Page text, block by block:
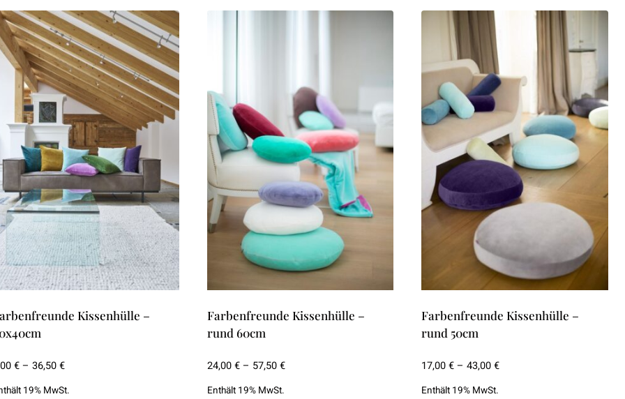
Varianten
können
Produkt
Die
Optionen
können
auf
der
Produktseite
gewählt
werden
Produkt
mehrere
Varianten
auf.
Die
Optionen
können
auf
der
Produktseite
gewählt
Kissenhülle –
€ – 36,50€Preisspanne:
19% MwSt.
Farbenfreunde Kissenhülle –
rund 60cm
24,00€ – 57,50€Preisspanne:
Enthält 19% MwSt.
Farbenfreunde Kissenhülle –
rund 50cm
17,00€ –43,00€Preisspanne:
Enthält 19% MwSt.